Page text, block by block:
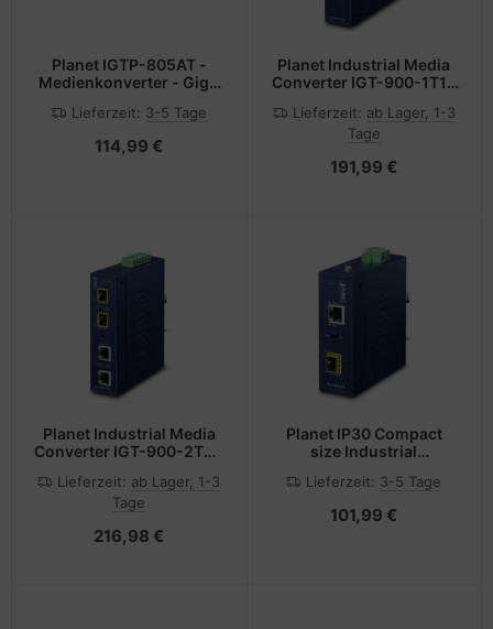
Planet IGTP-805AT -
Medienkonverter - GigE
LX, 1000Base-SX,
T - SFP (mini-GBIC)
Lieferzeit: 3-5 Tage
114,99 €
Planet Industrial Media
Converter IGT-900-1T1S
Kupferdraht
Lieferzeit: ab Lager, 1-3
Tage
191,99 €
Planet Industrial Media
Converter IGT-900-2T2S
Lieferzeit: ab Lager, 1-3
Tage
216,98 €
Planet IP30 Compact
size Industrial
BASE-T - Converter -
Lieferzeit: 3-5 Tage
101,99 €